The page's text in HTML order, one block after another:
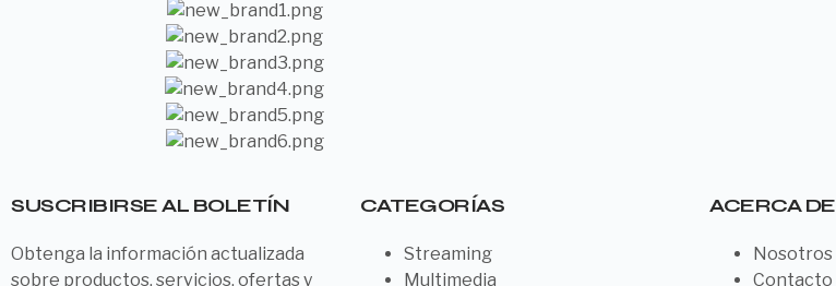
SUSCRIBIRSE AL BOLETÍN
Obtenga la información actualizada
sobre productos, servicios, ofertas y
CATEGORÍAS
Streaming
Multimedia
ACERCA DE
Nosotros
Contacto